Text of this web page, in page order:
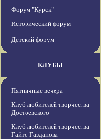
Форум "Курск"
Исторический форум
Детский форум
КЛУБЫ
Пятничные вечера
Клуб любителей творчества
Достоевского
Клуб любителей творчества
Гайто Газданова